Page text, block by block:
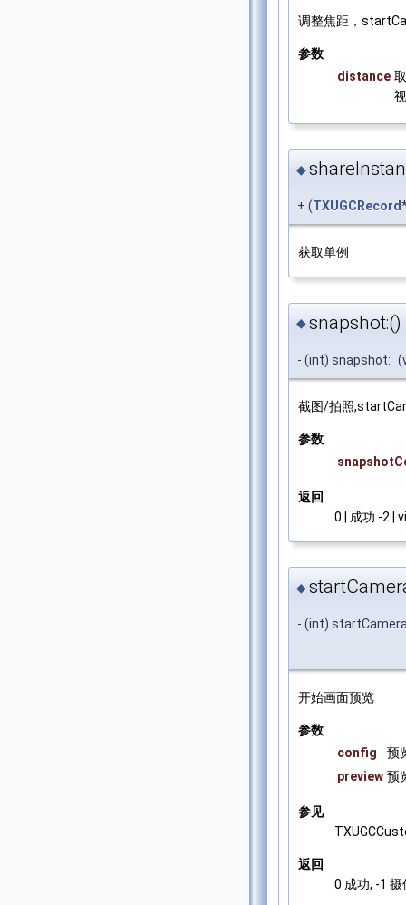
调整焦距，
参数
distance
◆
+ (TXUGCRecord
获取单例
◆snapshot:()
- (int) snapshot:
截图/拍照
参数
返回
0 | 成功 -2 |
◆
- (int)
开始画面预览
参数
config
预
preview 预
参见
返回
0 成功, -1